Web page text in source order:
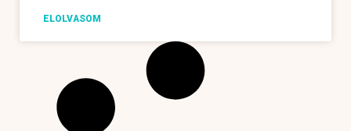
ELOLVASOM